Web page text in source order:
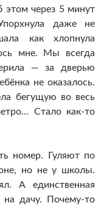
этом через 5 минут
даже не
как хлопнула
мне. Мы всегда
— за дверью
не оказалось.
бегущую во весь
Стало как-то
номер. Гуляют по
но не у школы.
А единственная
дачу. Почему-то